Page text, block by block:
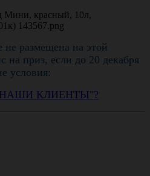
размещена на этой
на приз, если до 20 декабря
условия:
"НАШИ КЛИЕНТЫ"?